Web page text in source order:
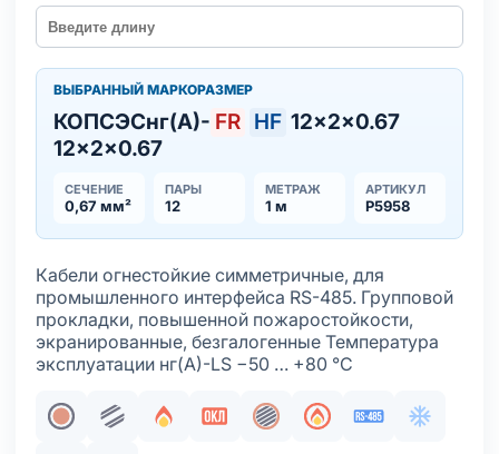
ВЫБРАННЫЙ МАРКОРАЗМЕР
КОПСЭСнг(А)- FR HF 12×2×0.67
12×2×0.67
СЕЧЕНИЕ
0,67 мм²
ПАРЫ
12
МЕТРАЖ
1 м
АРТИКУЛ
Р5958
Кабели огнестойкие симметричные, для
промышленного интерфейса RS-485. Групповой
прокладки, повышенной пожаростойкости,
экранированные, безгалогенные Температура
эксплуатации нг(А)-LS −50 … +80 °С
Жила медная однопроволочная
Парная скрутка
Огнестойкость
Сертификация в составе ОКЛ
Общий экранИнтерфейс